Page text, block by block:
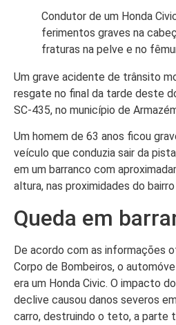
Condutor de um Honda
ferimentos graves na
fraturas na pelve e no
Um grave acidente de trânsito
resgate no final da tarde deste
SC-435, no município de
Um homem de 63 anos ficou
veículo que conduzia sair da
em um barranco com
altura, nas proximidades do
Queda em
De acordo com as informações
Corpo de Bombeiros, o
era um Honda Civic. O impacto
declive causou danos severos
carro, destruindo o teto, a parte